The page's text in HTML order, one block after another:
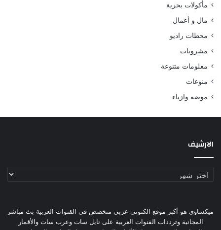
مأكولات بحرية
مال و أعمال
محطات راديو
مشروبات
معلومات متنوعة
منوعات
موضة وازياء
الارشيف
الارشيف
ميكساوى هو أكبر موقع الكتونى عربي متخصص فى القنوات العربية بث مباشر
المجانية وترددات القنوات العربية على نايل سات وعرب سات والأقمار